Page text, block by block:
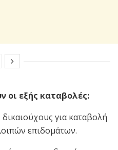
οι εξής καταβολές:
για καταβολή
επιδομάτων.